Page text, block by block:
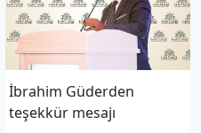
İbrahim Güderden
teşekkür mesajı